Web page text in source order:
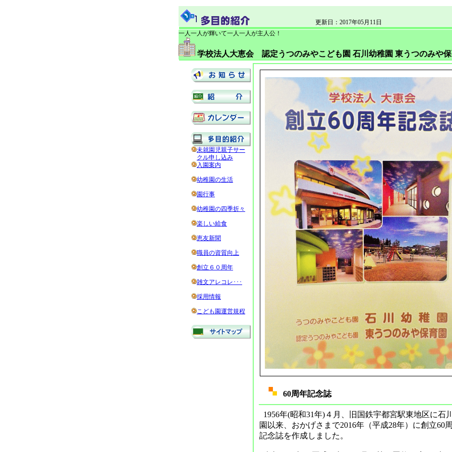
更新日：2017年05月11日
一人一人が輝いて一人一人が主人公！
学校法人大恵会 認定うつのみやこども園 石川幼稚園 東うつのみや
未就園児親子サー
クル申し込み
入園案内
幼稚園の生活
園行事
幼稚園の四季折々
楽しい給食
恵友新聞
職員の資質向上
創立６０周年
雑文アレコレ･･･
採用情報
こども園運営規程
60周年記念誌
1956年(昭和31年)４月、旧国鉄宇都宮駅東地区に石
園以来、おかげさまで2016年（平成28年）に創立60
記念誌を作成しました。